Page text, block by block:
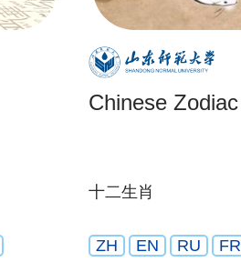
Chinese Zodiac
十二生肖
ZH EN RU FR